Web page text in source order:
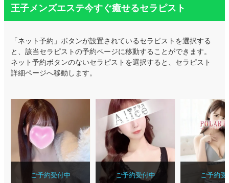
王子メンズエステ今すぐ癒せるセラピスト
「ネット予約」ボタンが設置されているセラピストを選択する
と、該当セラピストの予約ページに移動することができます。
ネット予約ボタンのないセラピストを選択すると、セラピスト
詳細ページへ移動します。
ご予約受付中
ご予約受付中
ご予約受